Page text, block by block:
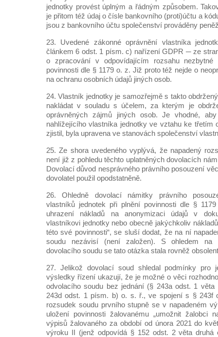
jednotky provést úplným a řádným způsobem.
je přitom též údaj o čísle bankovního (proti)účtu a
jsou z bankovního účtu společenství prováděny
23. Uvedené zákonné oprávnění vlastníka
článkem 6 odst. 1 písm. c) nařízení GDPR ─ ze
o zpracování v odpovídajícím rozsahu
povinnosti dle § 1179 o. z. Již proto též nejde o
na ochranu osobních údajů jiných osob.
24. Vlastník jednotky je samozřejmě s takto
nakládat v souladu s účelem, za kterým je
oprávněných zájmů jiných osob. Je vhodné,
nahlížejícího vlastníka jednotky ve vztahu ke třetím
zjistil, byla upravena ve stanovách společenství
25. Ze shora uvedeného vyplývá, že napadený
není již z pohledu těchto uplatněných dovolacích
Dovolací důvod nesprávného právního posouzení
dovolatel použil opodstatněně.
26. Ohledně dovolací námitky právního
vlastníků jednotek při plnění povinnosti dle §
uhrazení nákladů na anonymizaci údajů v
vlastníkovi jednotky nebo obecně jakýchkoliv
této své povinnosti“, se sluší dodat, že na ní
soudu nezávisí (není založen). S ohledem na
dovolacího soudu se tato otázka stala rovněž
27. Jelikož dovolací soud shledal podmínky pro
výsledky řízení ukazují, že je možné o věci
odvolacího soudu bez jednání (§ 243a odst. 1
243d odst. 1 písm. b) o. s. ř., ve spojení s § 243f
rozsudek soudu prvního stupně se v napadeném
uložení povinnosti žalovanému „umožnit žalobci
výpisů žalovaného za období od února 2021 do
výroku II (jenž odpovídá § 152 odst. 2 věta